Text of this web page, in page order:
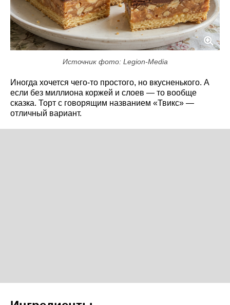
Источник фото: Legion-Media
Иногда хочется чего-то простого, но вкусненького. А
если без миллиона коржей и слоев — то вообще
сказка. Торт с говорящим названием «Твикс» —
отличный вариант.